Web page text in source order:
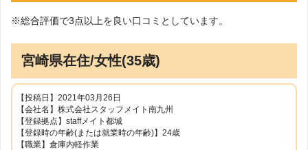
※総合評価で3点以上を良い口コミとしています。
宮崎県在住/女性(35歳)
【投稿日】2021年03月26日
【会社名】株式会社スタッフメイト南九州
【登録拠点】staffメイト都城
【登録時の年齢(または就業時の年齢)】24歳
【職業】倉庫内軽作業